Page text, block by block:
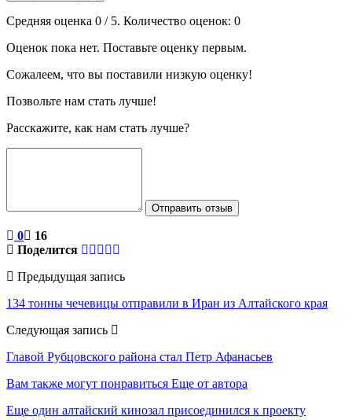
Средняя оценка 0 / 5. Количество оценок: 0
Оценок пока нет. Поставьте оценку первым.
Сожалеем, что вы поставили низкую оценку!
Позвольте нам стать лучше!
Расскажите, как нам стать лучше?
Отправить отзыв
0
16
Поделится
Предыдущая запись
134 тонны чечевицы отправили в Иран из Алтайского края
Следующая запись
Главой Рубцовского района стал Петр Афанасьев
Вам также могут понравиться Еще от автора
Еще один алтайский кинозал присоединился к проекту